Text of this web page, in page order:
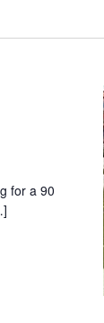
for a 90